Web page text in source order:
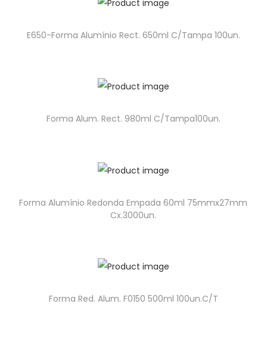
E650-Forma Alumínio Rect. 650ml C/Tampa 100un.
Forma Alum. Rect. 980ml C/Tampa100un.
Forma Alumínio Redonda Empada 60ml 75mmx27mm
Cx.3000un.
Forma Red. Alum. F0150 500ml 100un.C/T